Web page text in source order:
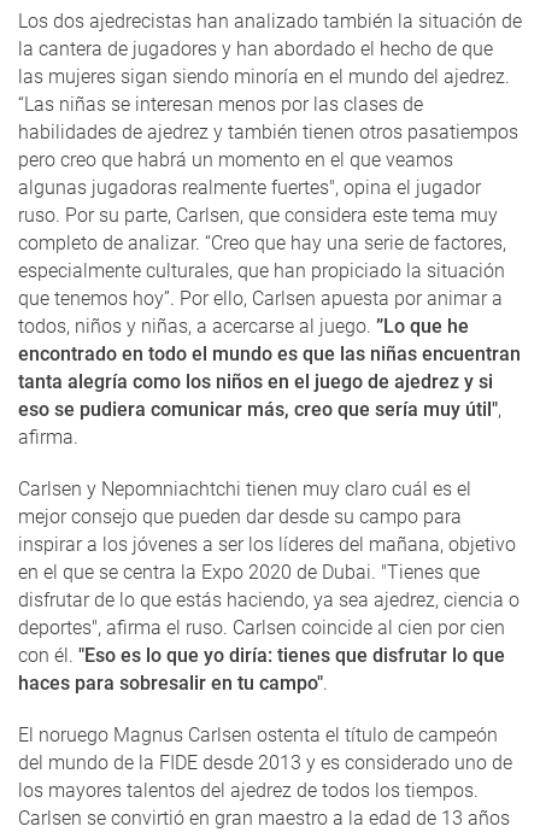
Los dos ajedrecistas han analizado también la situación de
la cantera de jugadores y han abordado el hecho de que
las mujeres sigan siendo minoría en el mundo del ajedrez.
“Las niñas se interesan menos por las clases de
habilidades de ajedrez y también tienen otros pasatiempos
pero creo que habrá un momento en el que veamos
algunas jugadoras realmente fuertes", opina el jugador
ruso. Por su parte, Carlsen, que considera este tema muy
completo de analizar. “Creo que hay una serie de factores,
especialmente culturales, que han propiciado la situación
que tenemos hoy”. Por ello, Carlsen apuesta por animar a
todos, niños y niñas, a acercarse al juego. ”Lo que he
encontrado en todo el mundo es que las niñas encuentran
tanta alegría como los niños en el juego de ajedrez y si
eso se pudiera comunicar más, creo que sería muy útil",
afirma.
Carlsen y Nepomniachtchi tienen muy claro cuál es el
mejor consejo que pueden dar desde su campo para
inspirar a los jóvenes a ser los líderes del mañana, objetivo
en el que se centra la Expo 2020 de Dubai. "Tienes que
disfrutar de lo que estás haciendo, ya sea ajedrez, ciencia o
deportes", afirma el ruso. Carlsen coincide al cien por cien
con él. "Eso es lo que yo diría: tienes que disfrutar lo que
haces para sobresalir en tu campo".
El noruego Magnus Carlsen ostenta el título de campeón
del mundo de la FIDE desde 2013 y es considerado uno de
los mayores talentos del ajedrez de todos los tiempos.
Carlsen se convirtió en gran maestro a la edad de 13 años